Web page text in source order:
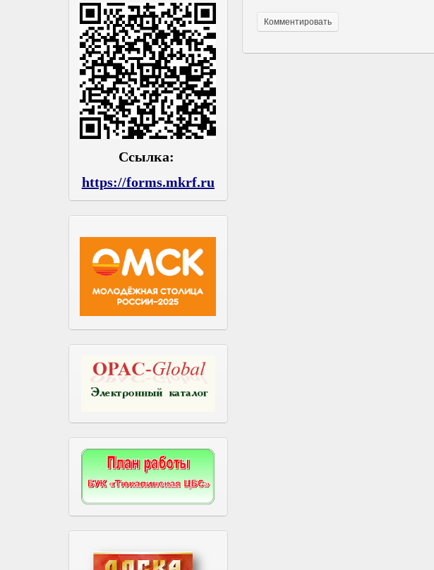
Ссылка:
https://forms.mkrf.ru